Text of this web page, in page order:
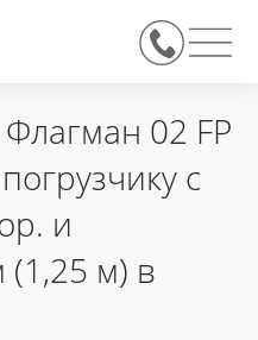
02 FP
с
и
(1,25 м) в